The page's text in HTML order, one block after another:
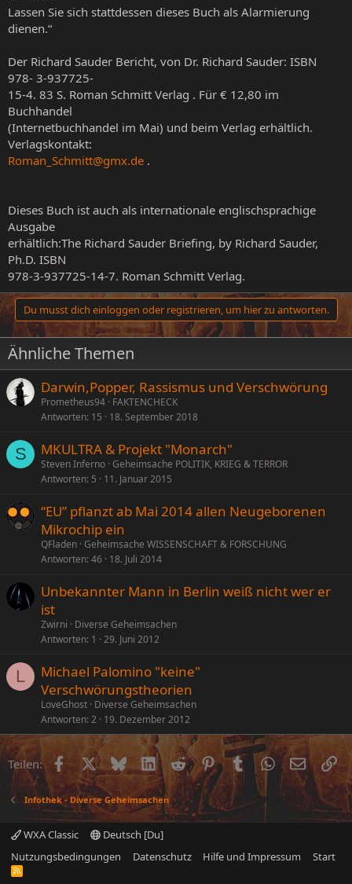
Lassen Sie sich stattdessen dieses Buch als Alarmierung
dienen.“
Der Richard Sauder Bericht, von Dr. Richard Sauder: ISBN
978- 3-937725-
15-4. 83 S. Roman Schmitt Verlag . Für € 12,80 im
Buchhandel
(Internetbuchhandel im Mai) und beim Verlag erhältlich.
Verlagskontakt:
Roman_Schmitt@gmx.de .
Dieses Buch ist auch als internationale englischsprachige
Ausgabe
erhältlich:The Richard Sauder Briefing, by Richard Sauder,
Ph.D. ISBN
978-3-937725-14-7. Roman Schmitt Verlag.
Du musst dich einloggen oder registrieren, um hier zu antworten.
Ähnliche Themen
Darwin,Popper, Rassismus und Verschwörung
Prometheus94 FAKTENCHECK
Antworten 15 18. September 2018
S MKULTRA & Projekt "Monarch"
Steven Inferno Geheimsache POLITIK, KRIEG & TERROR
Antworten 5 11. Januar 2015
“EU” pflanzt ab Mai 2014 allen Neugeborenen
Mikrochip ein
QFladen Geheimsache WISSENSCHAFT & FORSCHUNG
Antworten 46 18. Juli 2014
Unbekannter Mann in Berlin weiß nicht wer er
ist
Zwirni
Diverse Geheimsachen
Antworten 1 29. Juni 2012
L
Michael Palomino "keine"
Verschwörungstheorien
LoveGhost Diverse Geheimsachen
Antworten 2 19. Dezember 2012
Teilen: FacebookX (Twitter)
BlueskyLinkedInRedditPinterestTumblrWhatsApp
E-Mail
Infothek - Diverse Geheimsachen
WXA Classic
Deutsch [Du]
Nutzungsbedingungen
Datenschutz Hilfe und Impressum Start
R